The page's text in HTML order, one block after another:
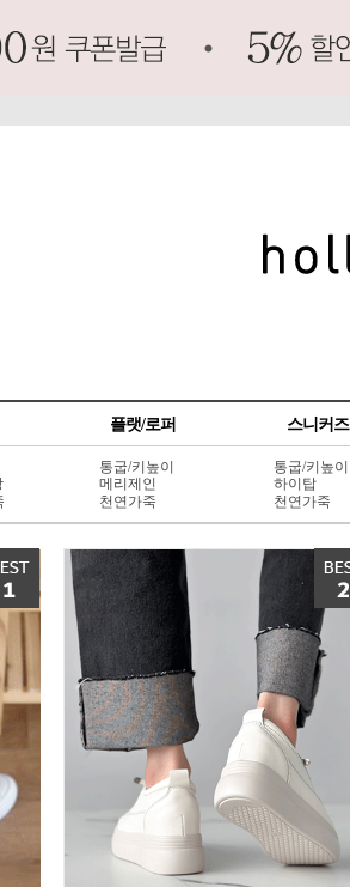
플랫/로퍼 스니커즈
통굽/키높이
메리제인
천연가죽
통굽/키높이
하이탑
천연가죽